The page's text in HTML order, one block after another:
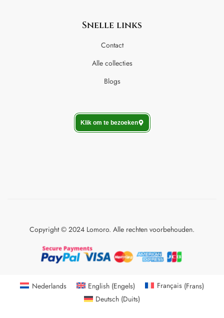
Snelle links
Contact
Alle collecties
Blogs
Klik om te bezoeken
Copyright © 2024 Lomoro. Alle rechten voorbehouden.
Nederlands English (Engels) Français(Frans)
Deutsch (Duits)